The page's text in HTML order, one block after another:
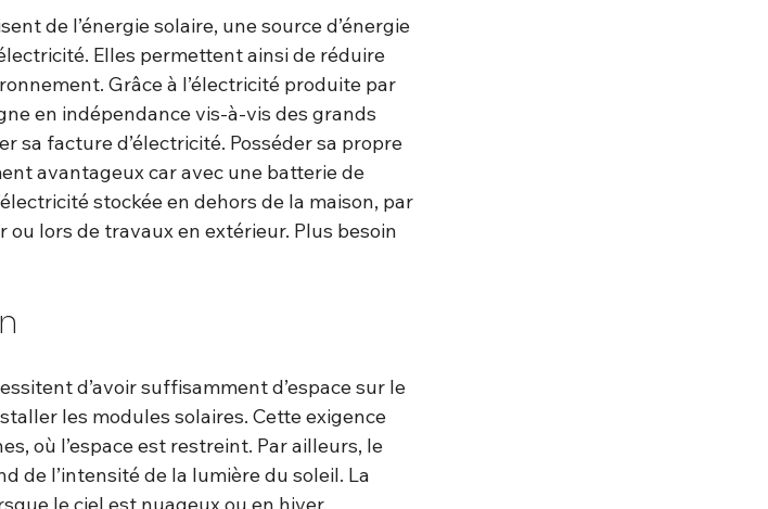
de l’énergie solaire, une source d’énergie
Elles permettent ainsi de réduire
Grâce à l’électricité produite par
en indépendance vis-à-vis des grands
sa facture d’électricité. Posséder sa propre
avantageux car avec une batterie de
stockée en dehors de la maison, par
lors de travaux en extérieur. Plus besoin
d’avoir suffisamment d’espace sur le
les modules solaires. Cette exigence
où l’espace est restreint. Par ailleurs, le
de l’intensité de la lumière du soleil. La